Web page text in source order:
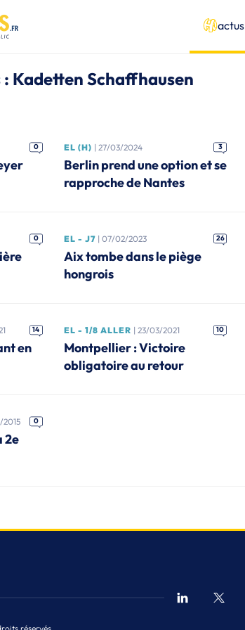
actus
: Kadetten Schaffhausen
0 EL (H) | 27/03/2024 3
Berlin prend une option et se
rapproche de Nantes
0 EL - J7 | 07/02/2023 26
Aix tombe dans le piège
hongrois
14
en
EL - 1/8 ALLER | 23/03/2021 10
Montpellier : Victoire
obligatoire au retour
2015 0
2e